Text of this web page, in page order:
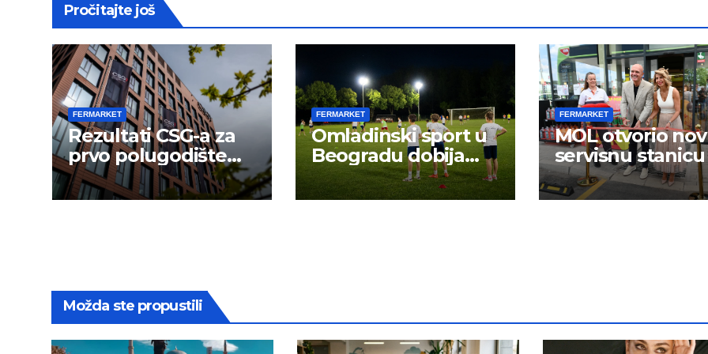
Pročitajte još
FERMARKET
Rezultati CSG-a za
prvo polugodište
2026.
FERMARKET
Omladinski sport u
Beogradu dobija
novu energiju:
FERMARKET
MOL otvorio
servisnu stanicu
Možda ste propustili